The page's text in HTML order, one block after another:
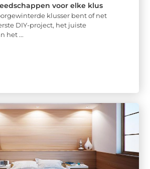
voor elke klus
klusser bent of net
DIY-project, het juiste
het ...